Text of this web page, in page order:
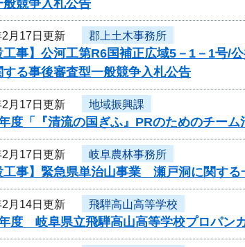
般競争入札公告
月17日更新 郡上土木事務所
工事】公河工第R6国補正広域5－1－1号/
する事後審査型一般競争入札公告
月17日更新 地域振興課
度「『清流の国ぎふ』PRのためのチー
月17日更新 岐阜農林事務所
工事】緊急県単治山事業 瀬戸洞に関する
月14日更新 飛騨高山高等学校
度 岐阜県立飛騨高山高等学校プロパン